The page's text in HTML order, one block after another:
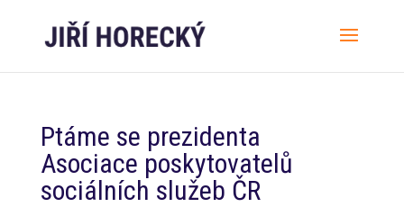
Ptáme se prezidenta
Asociace poskytovatelů
sociálních služeb ČR